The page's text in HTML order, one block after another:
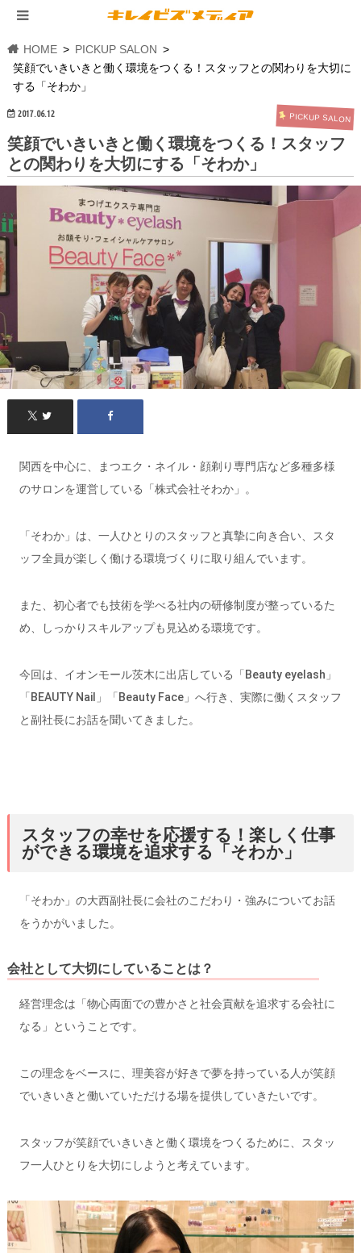
HOME
PICKUP SALON
笑顔でいきいきと働く環境をつくる！スタッフとの関わりを大切に
する「そわか」
2017.06.12 PICKUP SALON
笑顔でいきいきと働く環境をつくる！スタッフ
との関わりを大切にする「そわか」
関西を中心に、まつエク・ネイル・顔剃り専門店など多種多様
のサロンを運営している「株式会社そわか」。
「そわか」は、一人ひとりのスタッフと真摯に向き合い、スタ
ッフ全員が楽しく働ける環境づくりに取り組んでいます。
また、初心者でも技術を学べる社内の研修制度が整っているた
め、しっかりスキルアップも見込める環境です。
今回は、イオンモール茨木に出店している「Beauty eyelash」
「BEAUTY Nail」「Beauty Face」へ行き、実際に働くスタッフ
と副社長にお話を聞いてきました。
スタッフの幸せを応援する！楽しく仕事
ができる環境を追求する「そわか」
「そわか」の大西副社長に会社のこだわり・強みについてお話
をうかがいました。
会社として大切にしていることは？
経営理念は「物心両面での豊かさと社会貢献を追求する会社に
なる」ということです。
この理念をベースに、理美容が好きで夢を持っている人が笑顔
でいきいきと働いていただける場を提供していきたいです。
スタッフが笑顔でいきいきと働く環境をつくるために、スタッ
フ一人ひとりを大切にしようと考えています。